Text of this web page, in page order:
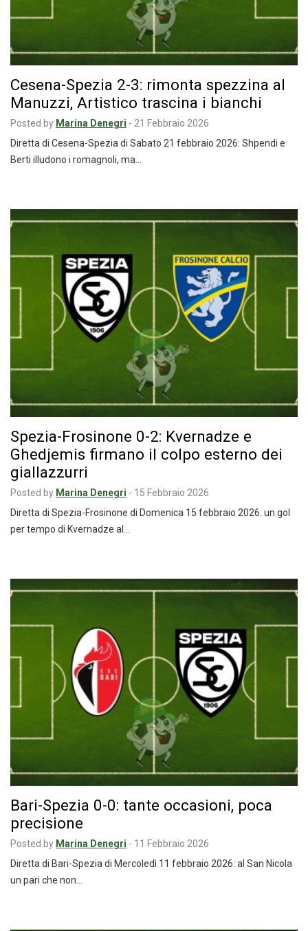
Cesena-Spezia 2-3: rimonta spezzina al
Manuzzi, Artistico trascina i bianchi
Posted by Marina Denegri - 21 Febbraio 2026
Diretta di Cesena-Spezia di Sabato 21 febbraio 2026: Shpendi e
Berti illudono i romagnoli, ma…
Spezia-Frosinone 0-2: Kvernadze e
Ghedjemis firmano il colpo esterno dei
giallazzurri
Posted by Marina Denegri - 15 Febbraio 2026
Diretta di Spezia-Frosinone di Domenica 15 febbraio 2026: un gol
per tempo di Kvernadze al…
Bari-Spezia 0-0: tante occasioni, poca
precisione
Posted by Marina Denegri - 11 Febbraio 2026
Diretta di Bari-Spezia di Mercoledì 11 febbraio 2026: al San Nicola
un pari che non…